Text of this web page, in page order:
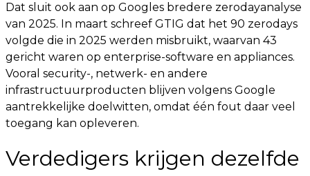
Dat sluit ook aan op Googles bredere zerodayanalyse
van 2025. In maart schreef GTIG dat het 90 zerodays
volgde die in 2025 werden misbruikt, waarvan 43
gericht waren op enterprise-software en appliances.
Vooral security-, netwerk- en andere
infrastructuurproducten blijven volgens Google
aantrekkelijke doelwitten, omdat één fout daar veel
toegang kan opleveren.
Verdedigers krijgen dezelfde